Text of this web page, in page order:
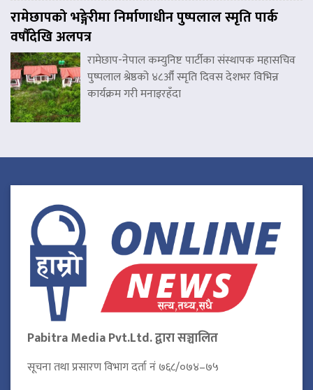
रामेछापको भङ्गेरीमा निर्माणाधीन पुष्पलाल स्मृति पार्क
वर्षौंदेखि अलपत्र
रामेछाप-नेपाल कम्युनिष्ट पार्टीका संस्थापक महासचिव
पुष्पलाल श्रेष्ठको ४८औँ स्मृति दिवस देशभर विभिन्न
कार्यक्रम गरी मनाइरहँदा
Pabitra Media Pvt.Ltd. द्वारा सञ्चालित
सूचना तथा प्रसारण विभाग दर्ता नं ७६८/०७४–७५